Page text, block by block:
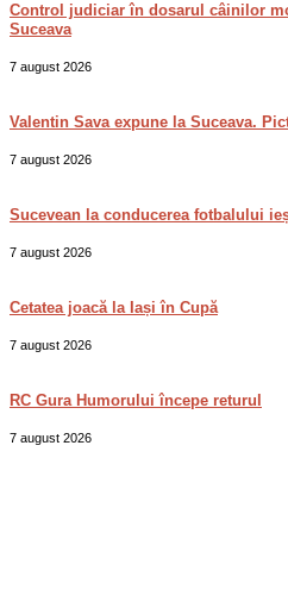
Control judiciar în dosarul câinilor
Suceava
7 august 2026
Valentin Sava expune la Suceava.
7 august 2026
Sucevean la conducerea fotbalului
7 august 2026
Cetatea joacă la Iași în Cupă
7 august 2026
RC Gura Humorului începe returul
7 august 2026